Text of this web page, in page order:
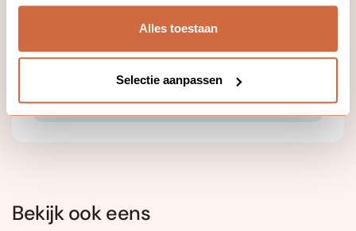
Alles toestaan
Selectie aanpassen
Lieke van Rooijen
er een unieke schrijver schuilt in ieder mens. Ik ben er
om die schrijfkracht stuwkracht te geven.
Bekijk ook eens